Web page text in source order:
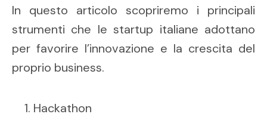
In questo articolo scopriremo i principali
strumenti che le startup italiane adottano
per favorire l’innovazione e la crescita del
proprio business.
Hackathon